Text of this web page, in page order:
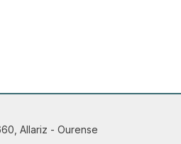
Allariz - Ourense